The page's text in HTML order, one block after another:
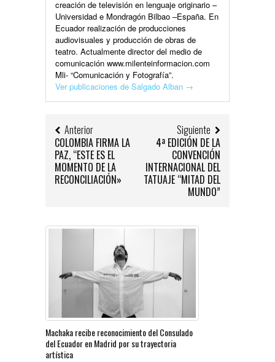
creación de televisión en lenguaje originario –
Universidad e Mondragón Bilbao –España. En
Ecuador realización de producciones
audiovisuales y producción de obras de
teatro. Actualmente director del medio de
comunicación www.milenteinformacion.com
Mli- “Comunicación y Fotografía”.
Ver publicaciones de Salgado Alban →
Anterior
COLOMBIA FIRMA LA
PAZ, “ESTE ES EL
MOMENTO DE LA
RECONCILIACIÓN»
Siguiente
4ª EDICIÓN DE LA
CONVENCIÓN
INTERNACIONAL DEL
TATUAJE “MITAD DEL
MUNDO”
Machaka recibe reconocimiento del Consulado
del Ecuador en Madrid por su trayectoria
artística